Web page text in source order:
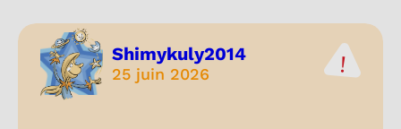
Shimykuly2014
25 juin 2026